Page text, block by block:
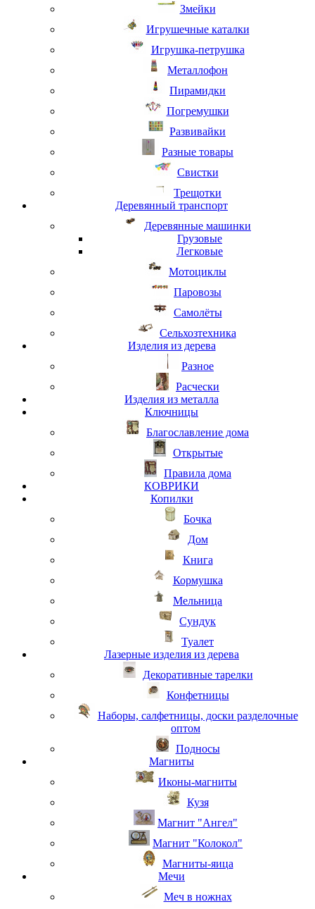
Змейки
Игрушечные каталки
Игрушка-петрушка
Металлофон
Пирамидки
Погремушки
Развивайки
Разные товары
Свистки
Трещотки
Деревянный транспорт
Деревянные машинки
Грузовые
Легковые
Мотоциклы
Паровозы
Самолёты
Сельхозтехника
Изделия из дерева
Разное
Расчески
Изделия из металла
Ключницы
Благославление дома
Открытые
Правила дома
КОВРИКИ
Копилки
Бочка
Дом
Книга
Кормушка
Мельница
Сундук
Туалет
Лазерные изделия из дерева
Декоративные тарелки
Конфетницы
Наборы, салфетницы, доски разделочные
оптом
Подносы
Магниты
Иконы-магниты
Кузя
Магнит "Ангел"
Магнит "Колокол"
Магниты-яица
Мечи
Меч в ножнах